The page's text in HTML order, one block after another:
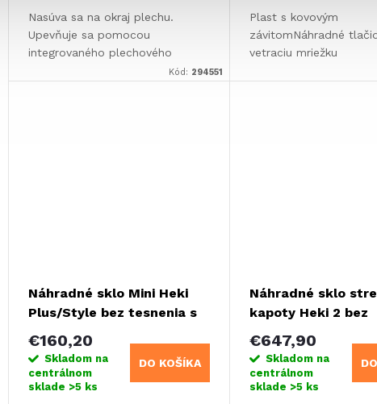
Nasúva sa na okraj plechu.
Upevňuje sa pomocou
integrovaného plechového
profilu. Rozsah upnutia: 0,5 – 1,5
Kód: 294551
Plast s kovovým
závitomNáhradné
vetraciu mriežku
Náhradné sklo Mini Heki
Plus/Style bez tesnenia s
čapom závesu
€160,20
Skladom na
centrálnom
sklade >5 ks
DO KOŠÍKA
Náhradné sklo
kapoty Heki 2 bez
nástavcov
€647,90
Skladom na
centrálnom
sklade >5 ks